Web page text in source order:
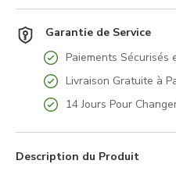
Garantie de Service
Paiements Sécurisés
Livraison Gratuite à
14 Jours Pour
Description du Produit